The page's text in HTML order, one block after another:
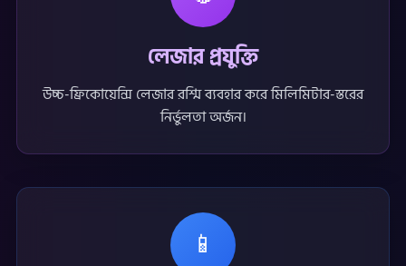
লেজার প্রযুক্তি
উচ্চ-ফ্রিকোয়েন্সি লেজার রশ্মি ব্যবহার করে মিলিমিটার-স্তরের
নির্ভুলতা অর্জন।
📱